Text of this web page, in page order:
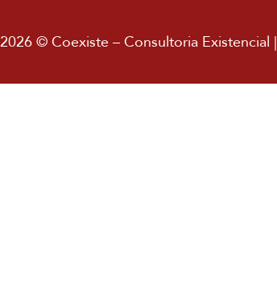
2026 © Coexiste – Consultoria Existencial |